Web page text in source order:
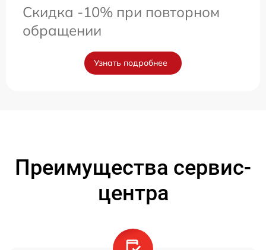
Скидка -10% при повторном
обращении
Узнать подробнее
Преимущества сервис-
центра